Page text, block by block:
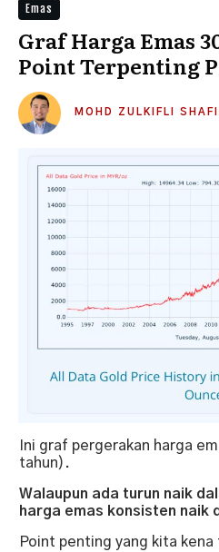
Emas
Graf Harga Emas
Point Terpenting
MOHD ZULKIFLI
Ini graf pergerakan harga
tahun).
Walaupun ada turun naik
harga emas konsisten naik
Point penting yang kita